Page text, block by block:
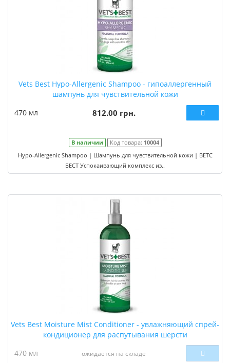
Vets Best Hypo-Allergenic Shampoo - гипоаллергенный
шампунь для чувствительной кожи
470 мл
812.00 грн.
В наличии Код товара: 10004
Hypo-Allergenic Shampoo | Шампунь для чувствительной кожи | ВЕТС
БЕСТ Успокаивающий комплекс из..
Vets Best Moisture Mist Conditioner - увлажняющий спрей-
кондиционер для распутывания шерсти
470 мл
ожидается на складе